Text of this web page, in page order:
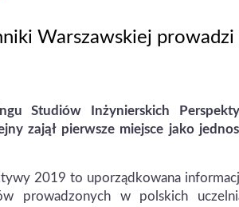
Warszawskiej prowadzi
Studiów Inżynierskich
zajął pierwsze miejsce jako
2019 to uporządkowana
prowadzonych w polskich